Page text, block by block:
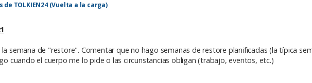
TOLKIEN24 (Vuelta a la carga)
semana de "restore". Comentar que no hago semanas de restore planificadas (la típica
cuando el cuerpo me lo pide o las circunstancias obligan (trabajo, eventos, etc.)